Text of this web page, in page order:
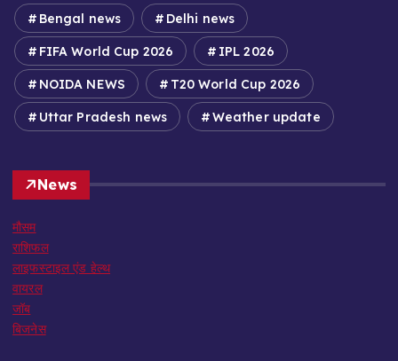
Bengal news Delhi news
FIFA World Cup 2026 IPL 2026
NOIDA NEWS T20 World Cup 2026
Uttar Pradesh news Weather update
News
मौसम
राशिफल
लाइफस्टाइल एंड हेल्थ
वायरल
जॉब
बिजनेस